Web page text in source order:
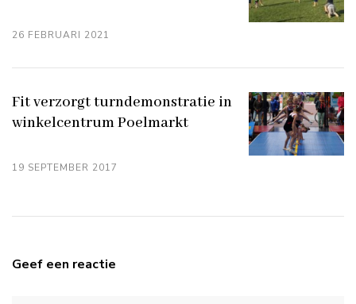
26 FEBRUARI 2021
19 SEPTEMBER 2017
Fit verzorgt turndemonstratie in
winkelcentrum Poelmarkt
Geef een reactie